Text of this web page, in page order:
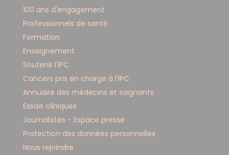
100 ans d'engagement
Professionnels de santé
Formation
Enseignement
Soutenir l'IPC
Cancers pris en charge à l'IPC
Annuaire des médecins et soignants
Essais cliniques
Journalistes - Espace presse
Protection des données personnelles
Nous rejoindre